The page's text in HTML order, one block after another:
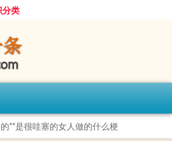
分类
**是很哇塞的女人做的什么梗